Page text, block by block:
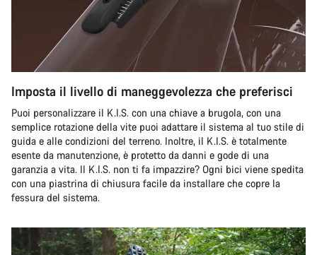
Imposta il livello di maneggevolezza che preferisci
Puoi personalizzare il K.I.S. con una chiave a brugola, con una
semplice rotazione della vite puoi adattare il sistema al tuo stile di
guida e alle condizioni del terreno. Inoltre, il K.I.S. è totalmente
esente da manutenzione, è protetto da danni e gode di una
garanzia a vita. Il K.I.S. non ti fa impazzire? Ogni bici viene spedita
con una piastrina di chiusura facile da installare che copre la
fessura del sistema.